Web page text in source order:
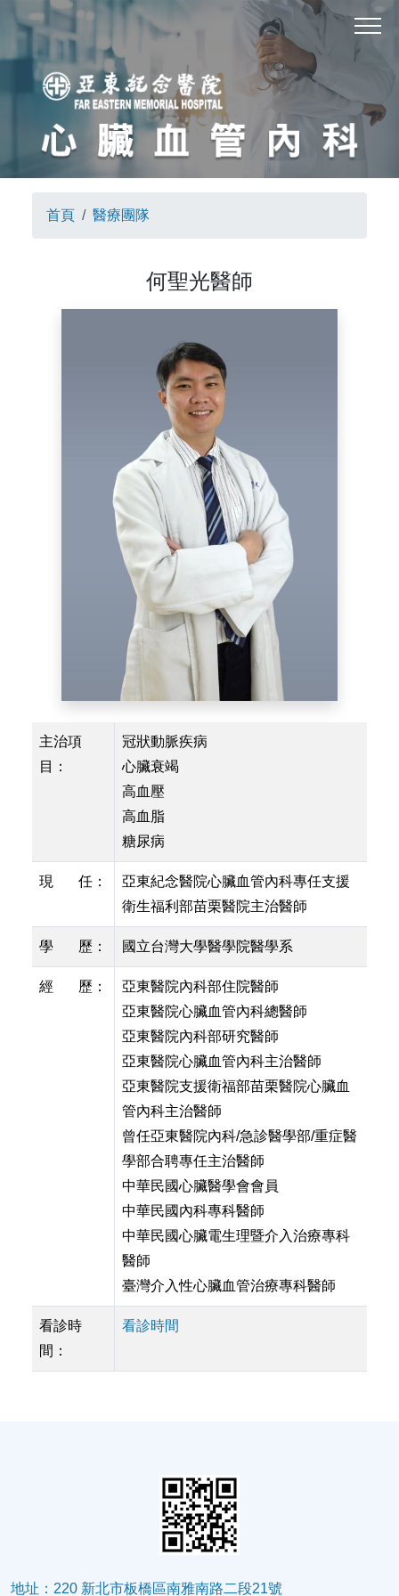
首頁 醫療團隊
何聖光醫師
主治項
目：
冠狀動脈疾病
心臟衰竭
高血壓
高血脂
糖尿病
現 任：
亞東紀念醫院心臟血管內科專任支援
衛生福利部苗栗醫院主治醫師
學 歷： 國立台灣大學醫學院醫學系
經 歷：
亞東醫院內科部住院醫師
亞東醫院心臟血管內科總醫師
亞東醫院內科部研究醫師
亞東醫院心臟血管內科主治醫師
亞東醫院支援衛福部苗栗醫院心臟血
管內科主治醫師
曾任亞東醫院內科/急診醫學部/重症醫
學部合聘專任主治醫師
中華民國心臟醫學會會員
中華民國內科專科醫師
中華民國心臟電生理暨介入治療專科
醫師
臺灣介入性心臟血管治療專科醫師
看診時
間：
看診時間
地址：220 新北市板橋區南雅南路二段21號